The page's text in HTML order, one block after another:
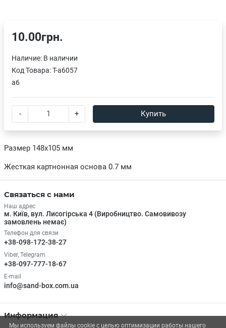
Размер 148х105 мм
Жесткая картнонная основа 0.7 мм
10.00грн.
Наличие: В наличии
Код Товара:T-a6057
a6
- + Купить
Связаться с нами
Наш адрес
м. Київ, вул. Лисогірська 4 (Виробництво. Самовивозу
замовлень немає)
Телефон для связи
+38-098-172-38-27
Viber, Telegram
+38-097-777-18-67
E-mail
info@sand-box.com.ua
Информация
Мы используем файлы cookie с целью оптимизации работы нашего